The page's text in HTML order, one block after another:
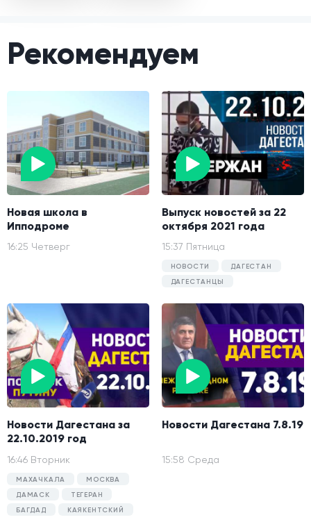
Рекомендуем
Новая школа в
Ипподроме
16:25 Четверг
Выпуск новостей за 22
октября 2021 года
15:37 Пятница
НОВОСТИ
ДАГЕСТАН
ДАГЕСТАНЦЫ
Новости Дагестана за
22.10.2019 год
16:46 Вторник
МАХАЧКАЛА
МОСКВА
ДАМАСК
ТЕГЕРАН
БАГДАД
КАЯКЕНТСКИЙ
Новости Дагестана 7.8.19
15:58 Среда